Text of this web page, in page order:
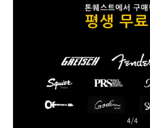
4/4